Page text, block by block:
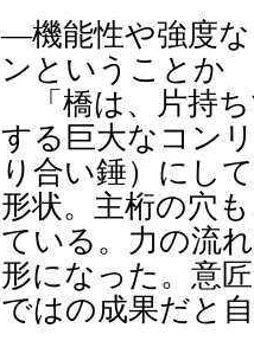
―機能性や強度
ンということか
「橋は、片持ち
する巨大なコン
り合い錘）にし
形状。主桁の穴
ている。力の流
形になった。意
ではの成果だと